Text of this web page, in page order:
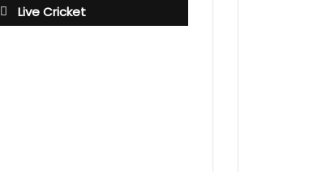
Live Cricket